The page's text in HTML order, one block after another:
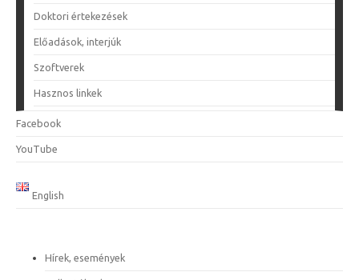
Doktori értekezések
Előadások, interjúk
Szoftverek
Hasznos linkek
Facebook
YouTube
English
Hírek, események